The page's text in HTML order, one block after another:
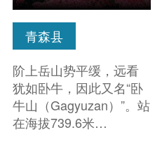
青森县
阶上岳山势平缓，远看
犹如卧牛，因此又名“卧
牛山（Gagyuzan）”。站
在海拔739.6米…